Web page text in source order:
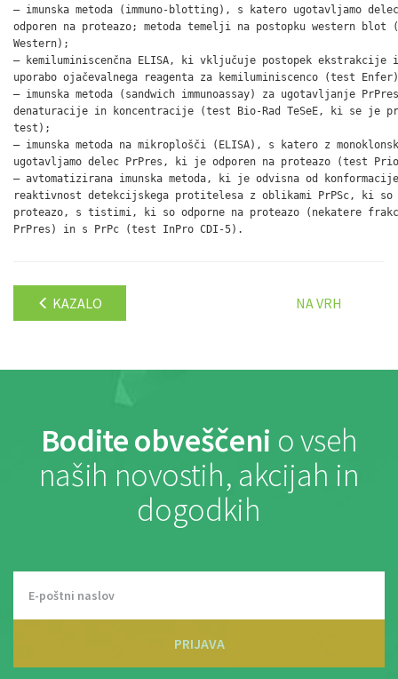
– imunska metoda (immuno-blotting), s katero ugotavljamo
odporen na proteazo; metoda temelji na postopku western blot
Western);
– kemiluminiscenčna ELISA, ki vključuje postopek ekstrakcije
uporabo ojačevalnega reagenta za kemiluminiscenco (test
– imunska metoda (sandwich immunoassay) za ugotavljanje
denaturacije in koncentracije (test Bio-Rad TeSeE, ki se je
test);
– imunska metoda na mikroplošči (ELISA), s katero z
ugotavljamo delec PrPres, ki je odporen na proteazo (test
– avtomatizirana imunska metoda, ki je odvisna od
reaktivnost detekcijskega protitelesa z oblikami PrPSc, ki
proteazo, s tistimi, ki so odporne na proteazo (nekatere
KAZALO NA VRH
Bodite obveščeni o vseh
naših novostih, akcijah in
dogodkih
PRIJAVA